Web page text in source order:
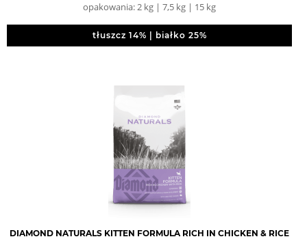
opakowania: 2 kg | 7,5 kg | 15 kg
tłuszcz 14% | białko 25%
DIAMOND NATURALS KITTEN FORMULA RICH IN CHICKEN & RICE